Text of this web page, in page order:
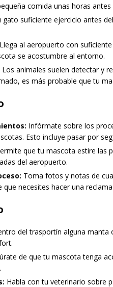
comida unas horas
gato suficiente ejercicio antes
Llega al aeropuerto con
se acostumbre al entorno.
Los animales suelen detectar y
es más probable que tu
Infórmate sobre los
Esto incluye pasar por
que tu mascota estire las
del aeropuerto.
Toma fotos y notas de
que necesites hacer una
del trasportín alguna
de que tu mascota tenga
Habla con tu veterinario sobre